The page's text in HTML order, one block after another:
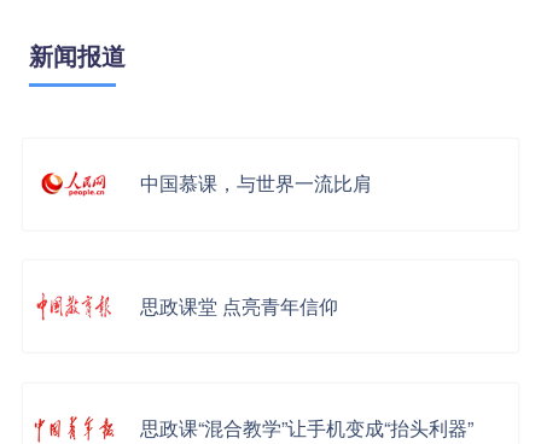
新闻报道
中国慕课，与世界一流比肩
思政课堂 点亮青年信仰
思政课“混合教学”让手机变成“抬头利器”